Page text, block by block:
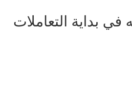
في بداية التعاملات